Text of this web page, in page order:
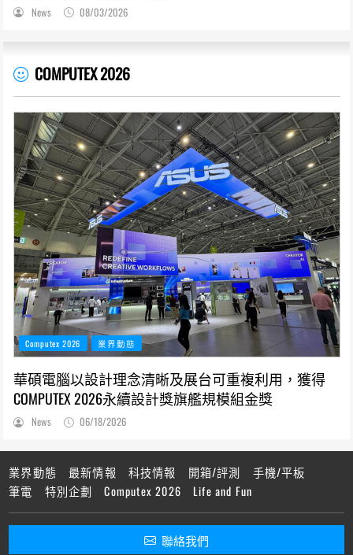
News 08/03/2026
COMPUTEX 2026
Computex 2026 業界動態
華碩電腦以設計理念清晰及展台可重複利用，獲得
COMPUTEX 2026永續設計獎旗艦規模組金獎
News 06/18/2026
業界動態 最新情報 科技情報 開箱/評測
手機/平板
筆電
特別企劃 Computex 2026 Life and Fun
聯絡我們